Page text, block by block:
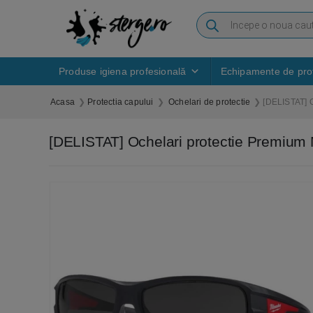
Produse igiena profesională Echipamente de
Acasa Protectia capului Ochelari de protectie
[DELISTAT] Ochelari protectie